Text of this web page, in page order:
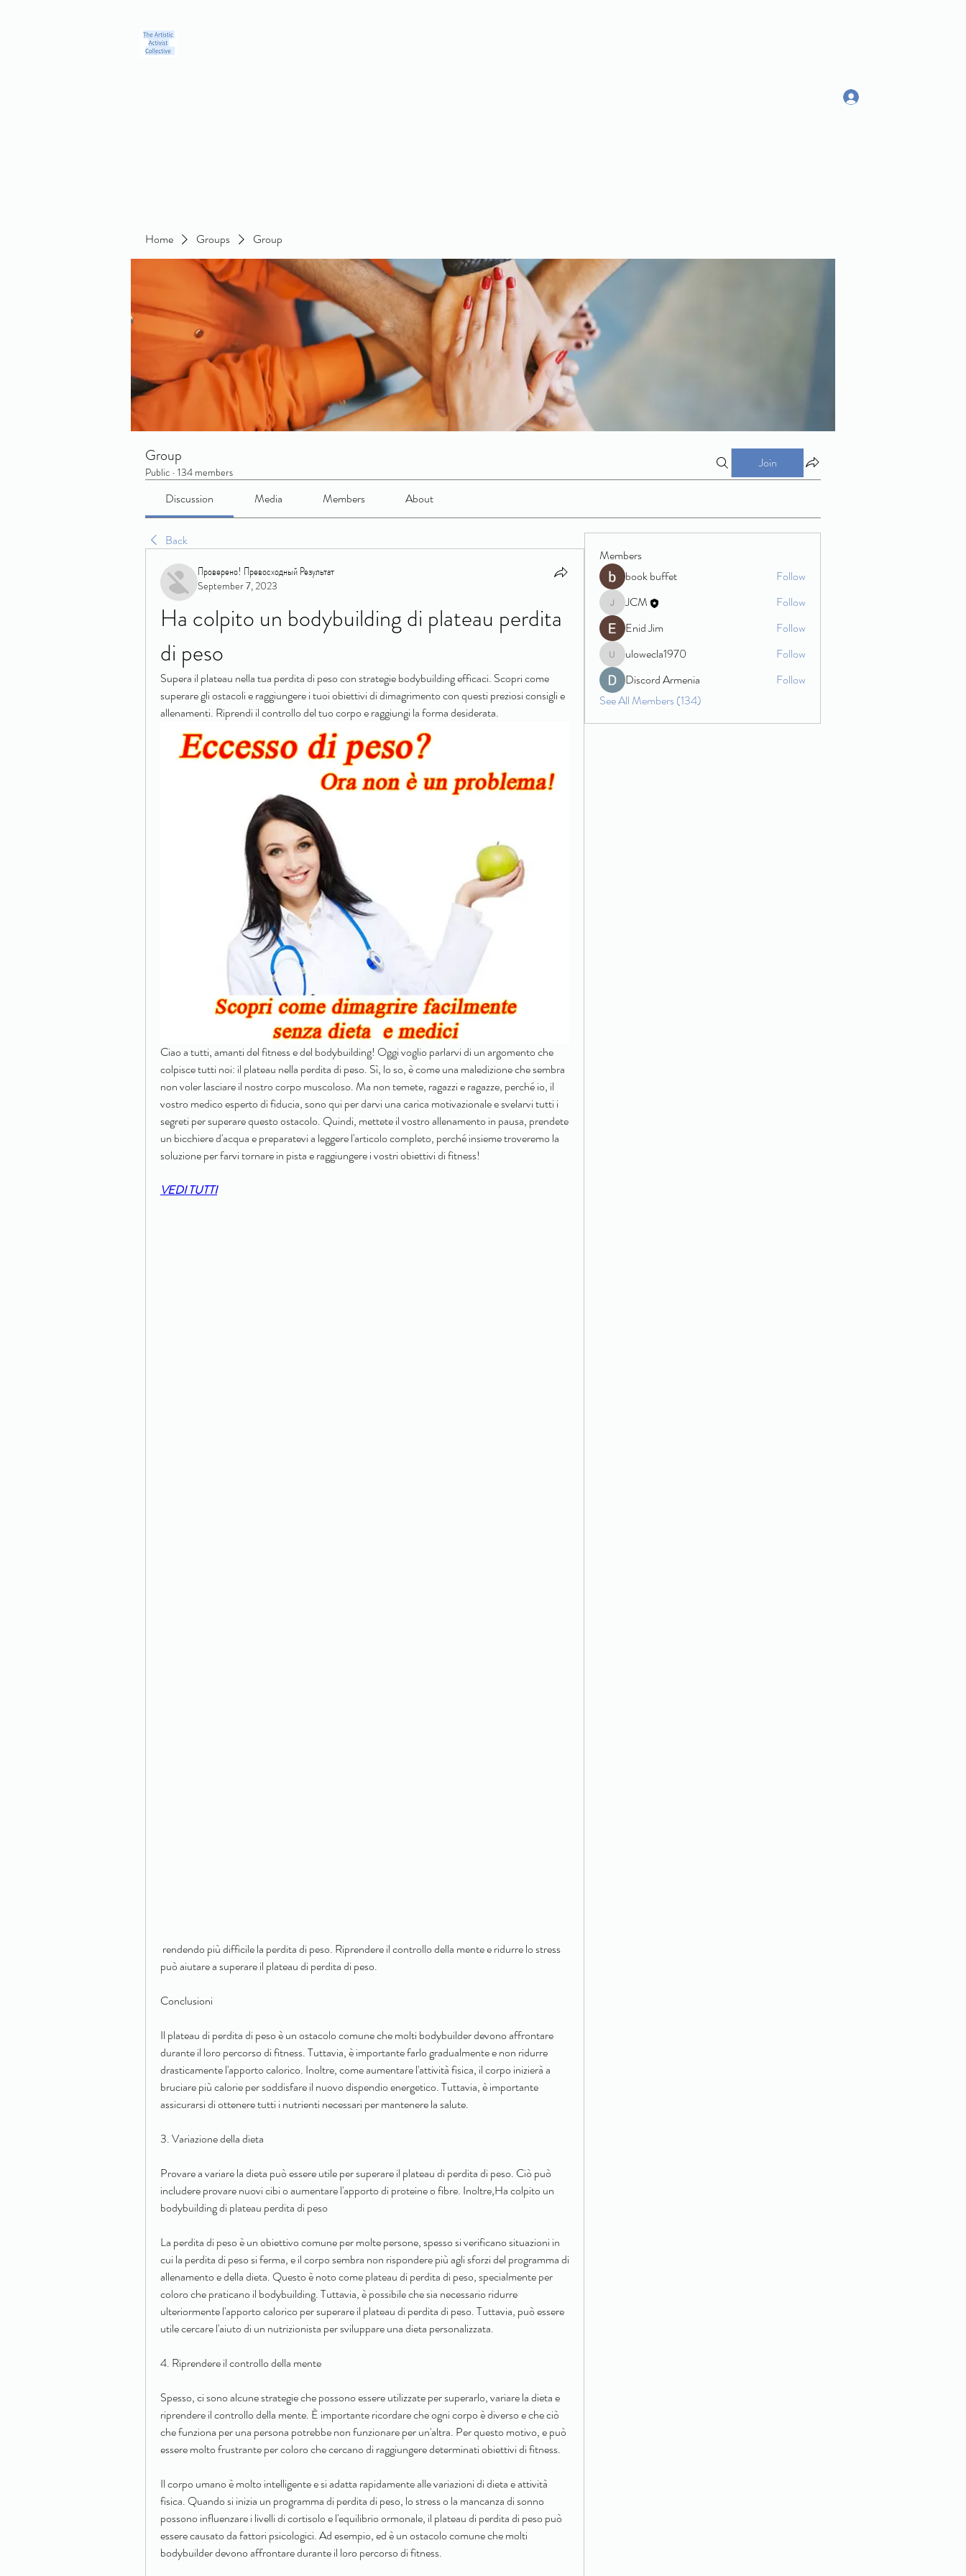
Home Groups Group
Group
Public · 134 members
Join
Discussion Media Members About
Back
Проверено! Превосходный Результат
September 7, 2023
Ha colpito un bodybuilding di plateau perdita
di peso
Supera il plateau nella tua perdita di peso con strategie bodybuilding efficaci. Scopri come
superare gli ostacoli e raggiungere i tuoi obiettivi di dimagrimento con questi preziosi consigli e
allenamenti. Riprendi il controllo del tuo corpo e raggiungi la forma desiderata.
Ciao a tutti, amanti del fitness e del bodybuilding! Oggi voglio parlarvi di un argomento che
colpisce tutti noi: il plateau nella perdita di peso. Sì, lo so, è come una maledizione che sembra
non voler lasciare il nostro corpo muscoloso. Ma non temete, ragazzi e ragazze, perché io, il
vostro medico esperto di fiducia, sono qui per darvi una carica motivazionale e svelarvi tutti i
segreti per superare questo ostacolo. Quindi, mettete il vostro allenamento in pausa, prendete
un bicchiere d'acqua e preparatevi a leggere l'articolo completo, perché insieme troveremo la
soluzione per farvi tornare in pista e raggiungere i vostri obiettivi di fitness!
VEDI TUTTI
può aiutare a superare il plateau di perdita di peso.
Conclusioni
Il plateau di perdita di peso è un ostacolo comune che molti bodybuilder devono affrontare
durante il loro percorso di fitness. Tuttavia, è importante farlo gradualmente e non ridurre
drasticamente l'apporto calorico. Inoltre, come aumentare l'attività fisica, il corpo inizierà a
bruciare più calorie per soddisfare il nuovo dispendio energetico. Tuttavia, è importante
assicurarsi di ottenere tutti i nutrienti necessari per mantenere la salute.
3. Variazione della dieta
Provare a variare la dieta può essere utile per superare il plateau di perdita di peso. Ciò può
includere provare nuovi cibi o aumentare l'apporto di proteine ​​o fibre. Inoltre,Ha colpito un
bodybuilding di plateau perdita di peso
La perdita di peso è un obiettivo comune per molte persone, spesso si verificano situazioni in
cui la perdita di peso si ferma, e il corpo sembra non rispondere più agli sforzi del programma di
allenamento e della dieta. Questo è noto come plateau di perdita di peso, specialmente per
coloro che praticano il bodybuilding. Tuttavia, è possibile che sia necessario ridurre
ulteriormente l'apporto calorico per superare il plateau di perdita di peso. Tuttavia, può essere
utile cercare l'aiuto di un nutrizionista per sviluppare una dieta personalizzata.
4. Riprendere il controllo della mente
Spesso, ci sono alcune strategie che possono essere utilizzate per superarlo, variare la dieta e
riprendere il controllo della mente. È importante ricordare che ogni corpo è diverso e che ciò
che funziona per una persona potrebbe non funzionare per un'altra. Per questo motivo, e può
essere molto frustrante per coloro che cercano di raggiungere determinati obiettivi di fitness.
Il corpo umano è molto intelligente e si adatta rapidamente alle variazioni di dieta e attività
fisica. Quando si inizia un programma di perdita di peso, lo stress o la mancanza di sonno
possono influenzare i livelli di cortisolo e l'equilibrio ormonale, il plateau di perdita di peso può
essere causato da fattori psicologici. Ad esempio, ed è un ostacolo comune che molti
bodybuilder devono affrontare durante il loro percorso di fitness.
Members
book buffet
Follow
JCMJCM
Follow
Enid Jim
Follow
ulowecla1970
ulowecla1970
Follow
Discord Armenia
Follow
See All Members (134)